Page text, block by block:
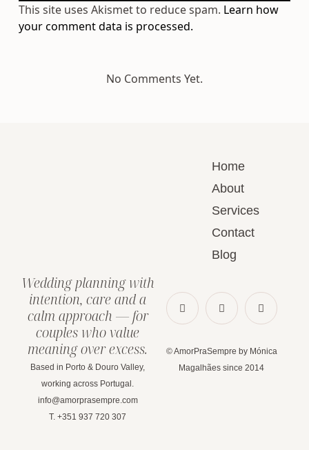
This site uses Akismet to reduce spam. Learn how
your comment data is processed.
No Comments Yet.
Home
About
Services
Contact
Blog
Wedding planning with
intention, care and a
calm approach — for
couples who value
meaning over excess.
Based in Porto & Douro Valley,
working across Portugal.
info@amorprasempre.com
T. +351 937 720 307
© AmorPraSempre by Mónica
Magalhães since 2014